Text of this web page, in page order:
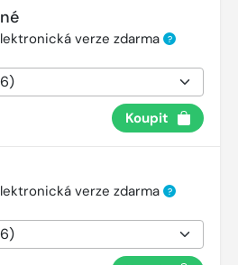
verze zdarma ?
Koupit
verze zdarma ?